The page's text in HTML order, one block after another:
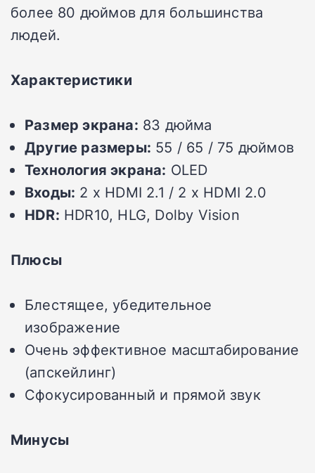
более 80 дюймов для большинства
людей.
Характеристики
Размер экрана: 83 дюйма
Другие размеры: 55 / 65 / 75 дюймов
Технология экрана: OLED
Входы: 2 x HDMI 2.1 / 2 x HDMI 2.0
HDR: HDR10, HLG, Dolby Vision
Плюсы
Блестящее, убедительное
изображение
Очень эффективное масштабирование
(апскейлинг)
Сфокусированный и прямой звук
Минусы